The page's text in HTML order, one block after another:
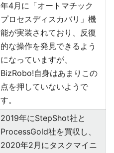
年4月に「オートマチック
プロセスディスカバリ」機
能が実装されており、反復
的な操作を発見できるよう
になっていますが、
BizRobo!自身はあまりこの
点を押していないようで
す。
2019年にStepShot社と
ProcessGold社を買収し、
2020年2月にタスクマイニ